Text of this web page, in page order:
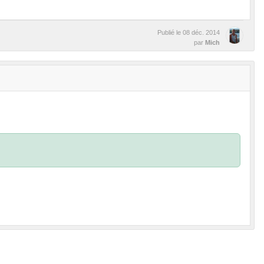
Publié le 08 déc. 2014
par Mich